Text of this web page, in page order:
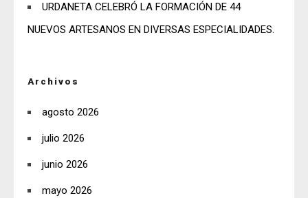
URDANETA CELEBRÓ LA FORMACIÓN DE 44
NUEVOS ARTESANOS EN DIVERSAS ESPECIALIDADES.
Archivos
agosto 2026
julio 2026
junio 2026
mayo 2026